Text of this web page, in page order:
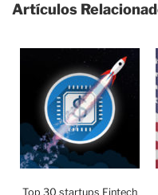
Artículos
Top 30 startups Fintech